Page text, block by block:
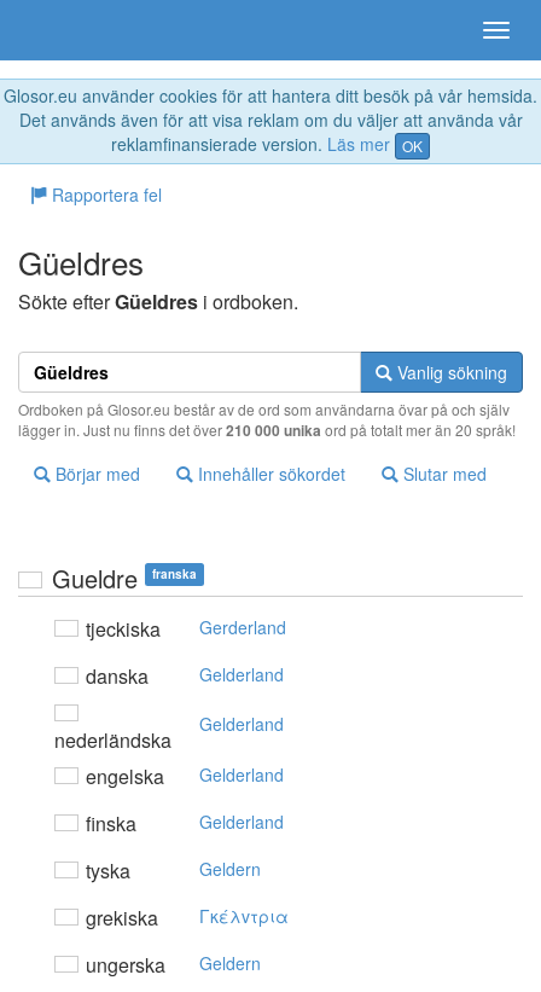
Glosor.eu använder cookies för att hantera ditt besök på vår hemsida.
Det används även för att visa reklam om du väljer att använda vår
reklamfinansierade version. Läs mer OK
Rapportera fel
Güeldres
Sökte efterGüeldres i ordboken.
Vanlig sökning
Ordboken på Glosor.eu består av de ord som användarna övar på och själv
lägger in. Just nu finns det över210 000 unika ord på totalt mer än 20 språk!
Börjar med Innehåller sökordet Slutar med
Gueldre franska
tjeckiska Gerderland
danska Gelderland
nederländska
Gelderland
engelska Gelderland
finska Gelderland
tyska Geldern
grekiska Γκέλvτρια
ungerska Geldern